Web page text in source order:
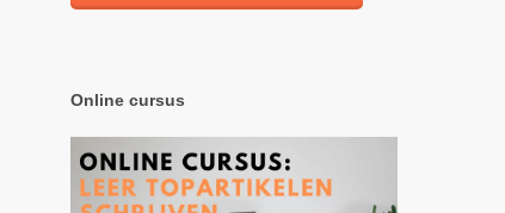
Online cursus